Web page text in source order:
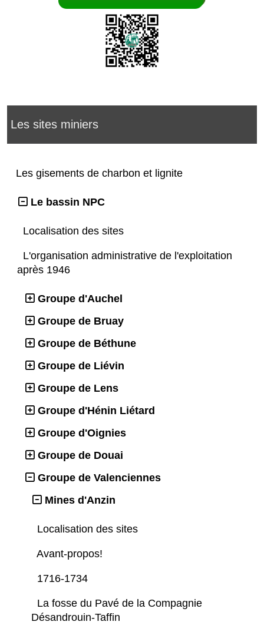
Les sites miniers
Les gisements de charbon et lignite
Le bassin NPC
Localisation des sites
L'organisation administrative de l'exploitation
après 1946
Groupe d'Auchel
Groupe de Bruay
Groupe de Béthune
Groupe de Liévin
Groupe de Lens
Groupe d'Hénin Liétard
Groupe d'Oignies
Groupe de Douai
Groupe de Valenciennes
Mines d'Anzin
Localisation des sites
Avant-propos!
1716-1734
La fosse du Pavé de la Compagnie
Désandrouin-Taffin